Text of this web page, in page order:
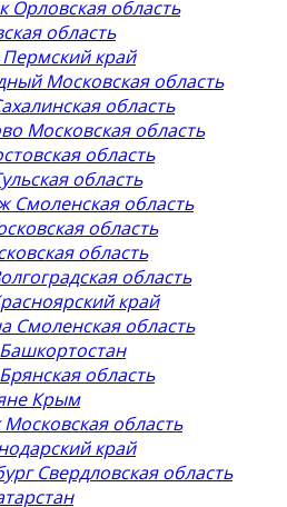
Орловская область
область
край
Московская область
область
Московская область
область
область
Смоленская область
область
область
область
край
Смоленская область
область
Крым
область
край
Свердловская область